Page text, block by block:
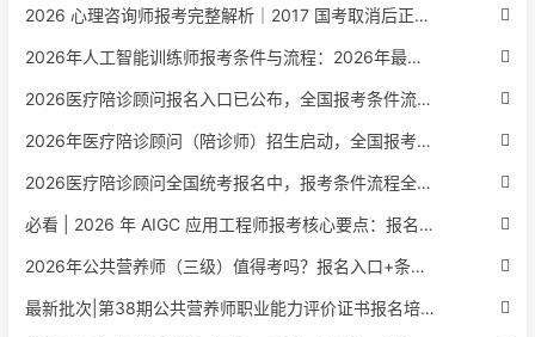
2026 心理咨询师报考完整解析｜2017 国考取消后正规报考标准、流程避坑指南
2026年人工智能训练师报考条件与流程：2026年最新官方要求全面解读
2026医疗陪诊顾问报名入口已公布，全国报考条件流程政策全解析
2026年医疗陪诊顾问（陪诊师）招生启动，全国报考指南附报名官网
2026医疗陪诊顾问全国统考报名中，报考条件流程全攻略附报名入口
必看 | 2026 年 AIGC 应用工程师报考核心要点：报名费用、官网可查、行业认可度、补考规则全盘点
2026年公共营养师（三级）值得考吗？报名入口+条件+证书用途
最新批次|第38期公共营养师职业能力评价证书报名培训通知